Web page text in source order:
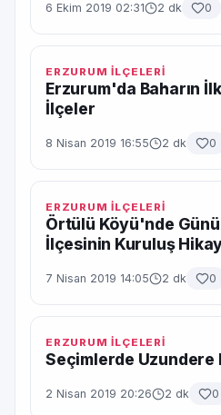
6 Ekim 2019 02:31 2 dk 0
ERZURUM İLÇELERİ
Erzurum'da Baharın
İlçeler
8 Nisan 2019 16:55 2 dk 0
ERZURUM İLÇELERİ
Örtülü Köyü'nde
İlçesinin Kuruluş
7 Nisan 2019 14:05 2 dk 0
ERZURUM İLÇELERİ
Seçimlerde Uzundere
2 Nisan 2019 20:26 2 dk 0